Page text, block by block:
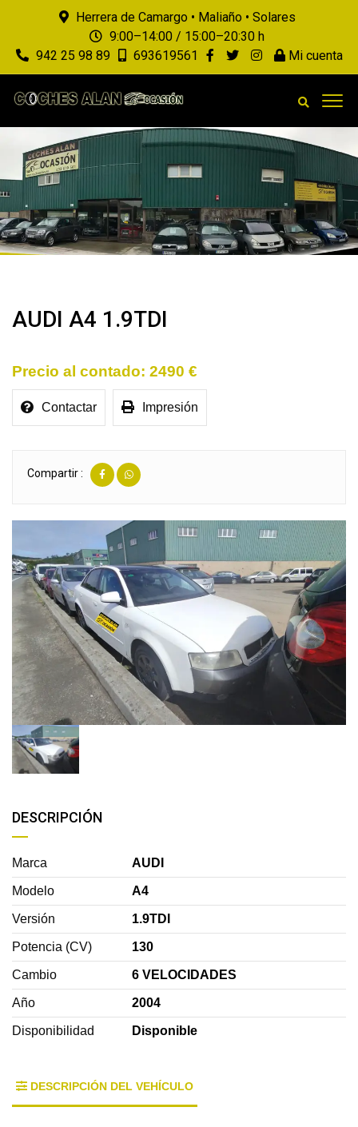
Herrera de Camargo • Maliaño • Solares
9:00–14:00 / 15:00–20:30 h
942 25 98 89
693619561 Mi cuenta
AUDI A4 1.9TDI
2490 €
Contactar Impresión
Compartir :
DESCRIPCIÓN
Marca AUDI
Modelo A4
Versión 1.9TDI
Potencia (CV) 130
Cambio 6 VELOCIDADES
Año 2004
Disponibilidad Disponible
DESCRIPCIÓN DEL VEHÍCULO